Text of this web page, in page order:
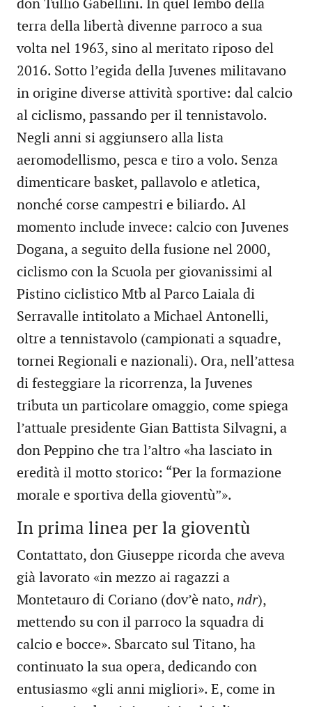
don Tullio Gabellini. In quel lembo della
terra della libertà divenne parroco a sua
volta nel 1963, sino al meritato riposo del
2016. Sotto l’egida della Juvenes militavano
in origine diverse attività sportive: dal calcio
al ciclismo, passando per il tennistavolo.
Negli anni si aggiunsero alla lista
aeromodellismo, pesca e tiro a volo. Senza
dimenticare basket, pallavolo e atletica,
nonché corse campestri e biliardo. Al
momento include invece: calcio con Juvenes
Dogana, a seguito della fusione nel 2000,
ciclismo con la Scuola per giovanissimi al
Pistino ciclistico Mtb al Parco Laiala di
Serravalle intitolato a Michael Antonelli,
oltre a tennistavolo (campionati a squadre,
tornei Regionali e nazionali). Ora, nell’attesa
di festeggiare la ricorrenza, la Juvenes
tributa un particolare omaggio, come spiega
l’attuale presidente Gian Battista Silvagni, a
don Peppino che tra l’altro «ha lasciato in
eredità il motto storico: “Per la formazione
morale e sportiva della gioventù”».
In prima linea per la gioventù
Contattato, don Giuseppe ricorda che aveva
già lavorato «in mezzo ai ragazzi a
Montetauro di Coriano (dov’è nato, ndr),
mettendo su con il parroco la squadra di
calcio e bocce». Sbarcato sul Titano, ha
continuato la sua opera, dedicando con
entusiasmo «gli anni migliori». E, come in